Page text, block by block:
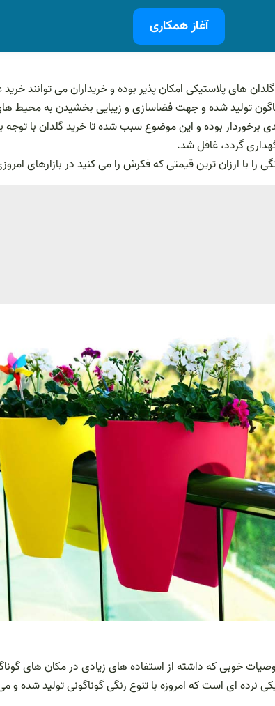
آغاز همکاری
های پلاستیکی امکان پذیر بوده و خریداران می توانند
تولید شده و جهت فضاسازی و زیبایی بخشیدن به محیط های
بوده و این موضوع سبب شده تا خرید گلدان با
گردد، غافل شد.
را با ارزان ترین قیمتی که فکرش را می کنید در بازارهای
خوبی که داشته از استفاده های زیادی در مکان های
ای است که امروزه با تنوع رنگی گوناگونی تولید شده و